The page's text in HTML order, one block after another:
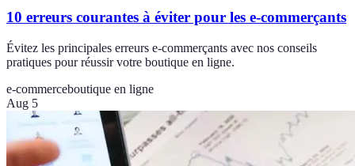
10 erreurs courantes à éviter pour les e-commerçants
Évitez les principales erreurs e-commerçants avec nos conseils
pratiques pour réussir votre boutique en ligne.
e-commerceboutique en ligne
Aug 5